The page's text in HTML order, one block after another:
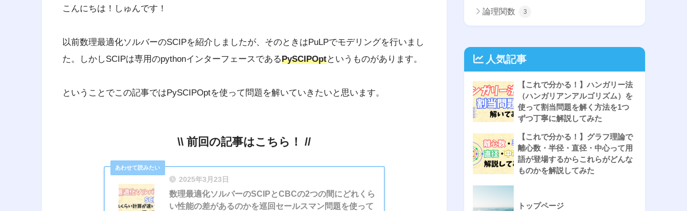
こんにちは！しゅんです！
以前数理最適化ソルバーのSCIPを紹介しましたが、そのときはPuLPでモデリングを行いまし
た。しかしSCIPは専用のpythonインターフェースであるPySCIPOptというものがあります。
ということでこの記事ではPySCIPOptを使って問題を解いていきたいと思います。
\\ 前回の記事はこちら！ //
2025年3月23日
数理最適化ソルバーのSCIPとCBCの2つの間にどれくら
い性能の差があるのかを巡回セールスマン問題を使って
論理関数 3
人気記事
【これで分かる！】ハンガリー法
（ハンガリアンアルゴリズム）を
使って割当問題を解く方法を1つ
ずつ丁寧に解説してみた
【これで分かる！】グラフ理論で
離心数・半径・直径・中心って用
語が登場するからこれらがどんな
ものかを解説してみた
トップページ